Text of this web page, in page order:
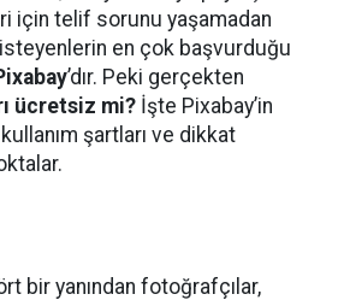
için telif sorunu yaşamadan
en çok başvurduğu
’dır. Peki gerçekten
ücretsiz mi? İşte Pixabay’in
şartları ve dikkat
bir yanından fotoğrafçılar,